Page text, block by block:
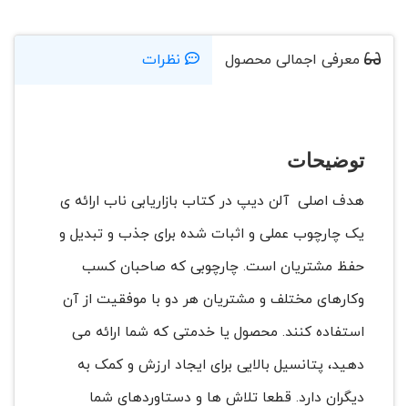
معرفی اجمالی محصول نظرات
توضیحات
هدف اصلی آلن دیپ در کتاب بازاریابی ناب ارائه ی
یک چارچوب عملی و اثبات شده برای جذب و تبدیل و
حفظ مشتریان است. چارچوبی که صاحبان کسب
وکارهای مختلف و مشتریان هر دو با موفقیت از آن
استفاده کنند. محصول یا خدمتی که شما ارائه می
دهید، پتانسیل بالایی برای ایجاد ارزش و کمک به
دیگران دارد. قطعا تلاش ها و دستاوردهای شما